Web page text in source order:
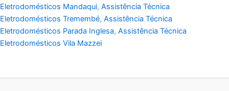
Eletrodomésticos Mandaqui, Assistência Técnica
Eletrodomésticos Tremembé, Assistência Técnica
Eletrodomésticos Parada Inglesa, Assistência Técnica
Eletrodomésticos Vila Mazzei